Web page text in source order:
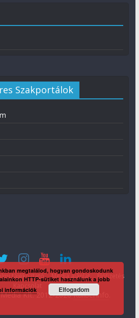
Szakportálok
tájékoztató Média ajánlat
Előfizetés
Média Kft. 2012-2026KaliberInfo
megtalálod, hogyan gondoskodunk
HTTP-sütiket használunk a jobb
információk Elfogadom